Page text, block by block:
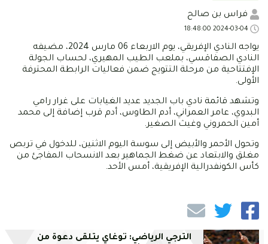
فراس بن صالح
يواجه النادي الإفريقي، يوم الاربعاء 06 مارس 2024، مضيفه
النادي الصفاقسي، بملعب الطيب المهيري، لحساب الجولة
الإفتتاحية من مرحلة التتويج ضمن فعاليات الرابطة المحترفة
الأولى.
وتشهد قائمة نادي باب الجديد عديد الغيابات على غرار رامي
البدوي، عامر العمراني، أدم الطاوس، أدم قرب إضافة إلى محمد
أمين الحمروني وغيث الصغير.
وتحول الأحمر والأبيض إلى سوسة اليوم الاثنين، للدخول في تربص
مغلق والابتعاد عن ضغط الجماهير بعد الانسحاب المفاجئ من
كأس الكونفدرالية الإفريقية، أمس الأحد.
الترجي الرياضي: توغاي يتلقى دعوة من